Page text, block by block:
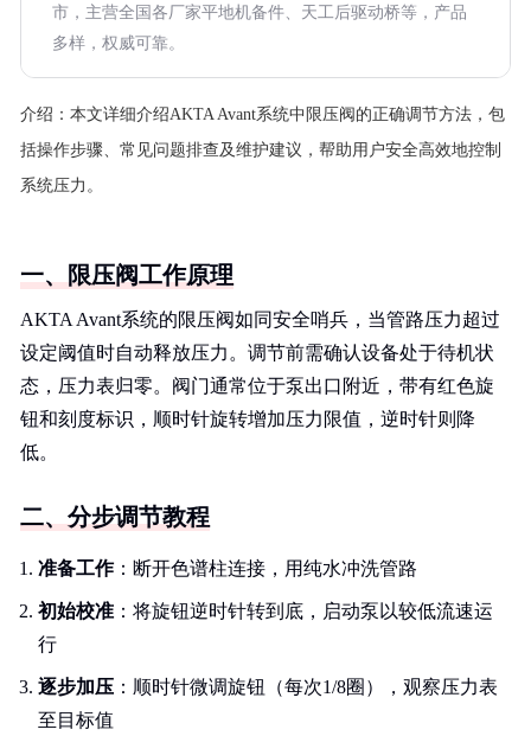
市，主营全国各厂家平地机备件、天工后驱动桥等，产品
多样，权威可靠。
介绍： 本文详细介绍AKTA Avant系统中限压阀的正确调节方法，包
括操作步骤、常见问题排查及维护建议，帮助用户安全高效地控制
系统压力。
一、限压阀工作原理
AKTA Avant系统的限压阀如同安全哨兵，当管路压力超过
设定阈值时自动释放压力。调节前需确认设备处于待机状
态，压力表归零。阀门通常位于泵出口附近，带有红色旋
钮和刻度标识，顺时针旋转增加压力限值，逆时针则降
低。
二、分步调节教程
准备工作：断开色谱柱连接，用纯水冲洗管路
初始校准 ：将旋钮逆时针转到底，启动泵以较低流速运
行
逐步加压 ：顺时针微调旋钮（每次1/8圈），观察压力表
至目标值